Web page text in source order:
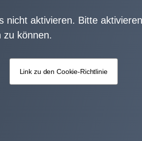
aktivieren. Bitte
zu können.
Link zu den Cookie-Richtlinie